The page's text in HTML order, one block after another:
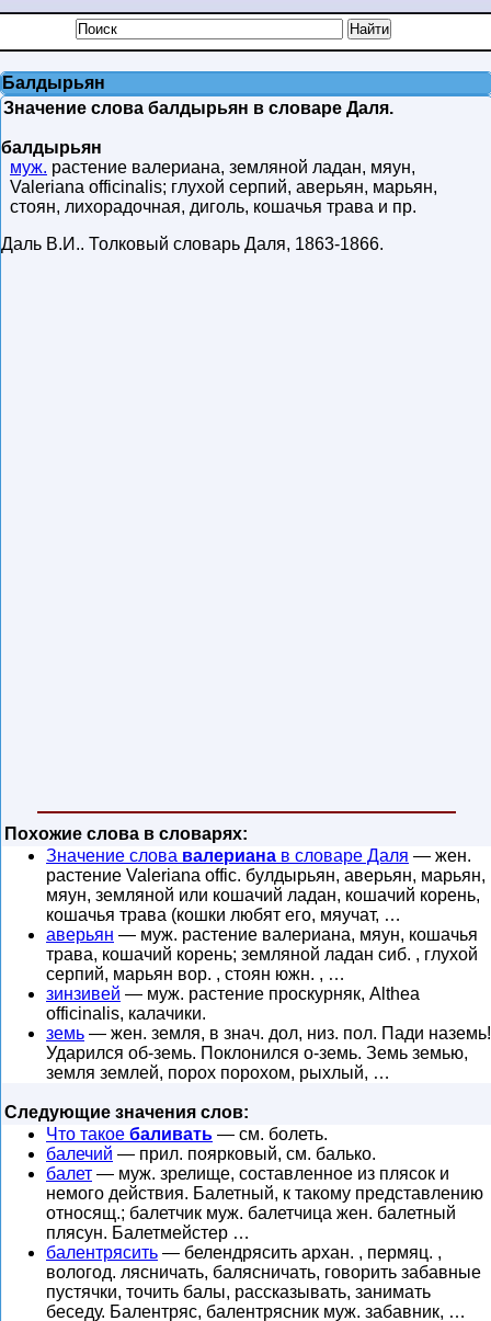
Балдырьян
Значение слова балдырьян в словаре Даля.
балдырьян
муж. растение валериана, земляной ладан, мяун,
Valeriana officinalis; глухой серпий, аверьян, марьян,
стоян, лихорадочная, диголь, кошачья трава и пр.
Даль В.И.. Толковый словарь Даля, 1863-1866.
Похожие слова в словарях:
Значение слова валериана в словаре Даля — жен.
растение Valeriana offic. булдырьян, аверьян, марьян,
мяун, земляной или кошачий ладан, кошачий корень,
кошачья трава (кошки любят его, мяучат, …
аверьян — муж. растение валериана, мяун, кошачья
трава, кошачий корень; земляной ладан сиб. , глухой
серпий, марьян вор. , стоян южн. , …
зинзивей — муж. растение проскурняк, Althea
officinalis, калачики.
земь — жен. земля, в знач. дол, низ. пол. Пади наземь!
Ударился об-земь. Поклонился о-земь. Земь земью,
земля землей, порох порохом, рыхлый, …
Следующие значения слов:
Что такое баливать — см. болеть.
балечий — прил. поярковый, см. балько.
балет — муж. зрелище, составленное из плясок и
немого действия. Балетный, к такому представлению
относящ.; балетчик муж. балетчица жен. балетный
плясун. Балетмейстер …
балентрясить — белендрясить архан. , пермяц. ,
вологод. лясничать, балясничать, говорить забавные
пустячки, точить балы, рассказывать, занимать
беседу. Балентряс, балентрясник муж. забавник, …